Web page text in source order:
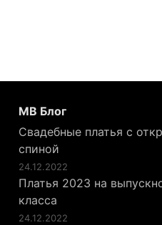
МВ Блог
Свадебные платья с
спиной
24.12.2022
Платья 2023 на
класса
24.12.2022